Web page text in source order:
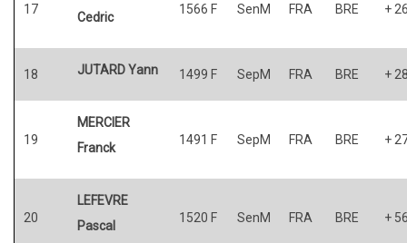
17
Cedric
1566 F SenM FRA BRE +
18 JUTARD Yann 1499 F SepM FRA BRE +
19
MERCIER
Franck
1491 F SepM FRA BRE +
20
LEFEVRE
Pascal
1520 F SenM FRA BRE +